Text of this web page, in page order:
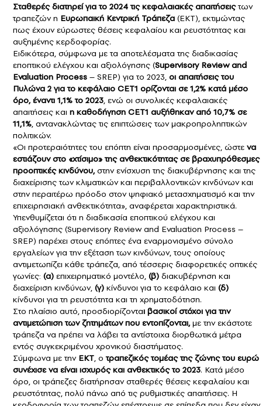
Σταθερές διατηρεί για το 2024 τις κεφαλαιακές απαιτήσειςτων
τραπεζών η Ευρωπαική Κεντρική Τράπεζα (ΕΚΤ), εκτιμώντας
πως έχουν εύρωστες θέσεις κεφαλαίου και ρευστότητας και
αυξημένης κερδοφορίας.
Ειδικότερα, σύμφωνα με τα αποτελέσματα της διαδικασίας
εποπτικού ελέγχου και αξιολόγησης (Supervisory Review and
Evaluation Process – SREP) για το 2023, οι απαιτήσεις του
Πυλώνα 2 για το κεφάλαιο CET1 ορίζονται σε 1,2% κατά μέσο
όρο, έναντι 1,1% το 2023, ενώ οι συνολικές κεφαλαιακές
απαιτήσεις και η καθοδήγηση CET1 αυξήθηκαν από 10,7% σε
11,1%, αντανακλώντας τις επιπτώσεις των μακροπροληπτικών
πολιτικών.
«Οι προτεραιότητες του επόπτη είναι προσαρμοσμένες, ώστε να
εστιάζουν στο «χτίσιμο» της ανθεκτικότητας σε βραχυπρόθεσμες
προοπτικές κινδύνου,στην ενίσχυση της διακυβέρνησης και της
διαχείρισης των κλιματικών και περιβαλλοντικών κινδύνων και
στην περαιτέρω πρόοδο στον ψηφιακό μετασχηματισμό και την
επιχειρησιακή ανθεκτικότητα», αναφέρεται χαρακτηριστικά.
Υπενθυμίζεται ότι η διαδικασία εποπτικού ελέγχου και
αξιολόγησης (Supervisory Review and Evaluation Process –
SREP) παρέχει στους επόπτες ένα εναρμονισμένο σύνολο
εργαλείων για την εξέταση των κινδύνων, τους οποίους
αντιμετωπίζει κάθε τράπεζα, από τέσσερις διαφορετικές οπτικές
γωνίες: (α) επιχειρηματικό μοντέλο, (β) διακυβέρνηση και
διαχείριση κινδύνων, (γ) κίνδυνοι για το κεφάλαιο και (δ)
κίνδυνοι για τη ρευστότητα και τη χρηματοδότηση.
Στο πλαίσιο αυτό, προσδιορίζονται βασικοί στόχοι για την
αντιμετώπιση των ζητημάτων που εντοπίζονται,με την εκάστοτε
τράπεζα να πρέπει να λάβει τα αντίστοιχα διορθωτικά μέτρα
εντός συγκεκριμένου χρονικού διαστήματος.
Σύμφωνα με την ΕΚΤ, ο τραπεζικός τομέας της ζώνης του ευρώ
συνέχισε να είναι ισχυρός και ανθεκτικός το 2023. Κατά μέσο
όρο, οι τράπεζες διατήρησαν σταθερές θέσεις κεφαλαίου και
ρευστότητας, πολύ πάνω από τις ρυθμιστικές απαιτήσεις. Η